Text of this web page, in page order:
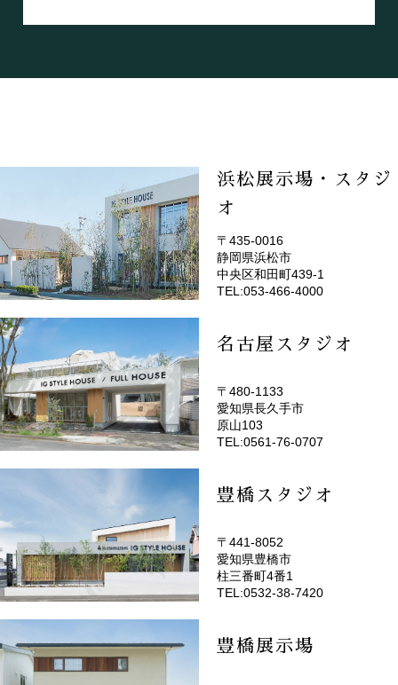
浜松展示場・スタジ
オ
(EMOTOP浜松)
〒435-0016
静岡県浜松市
中央区和田町439-1
TEL:053-466-4000
名古屋スタジオ
(EMOTOP名古屋)
〒480-1133
愛知県長久手市
原山103
TEL:0561-76-0707
豊橋スタジオ
(EMOTOP豊橋)
〒441-8052
愛知県豊橋市
柱三番町4番1
TEL:0532-38-7420
豊橋展示場